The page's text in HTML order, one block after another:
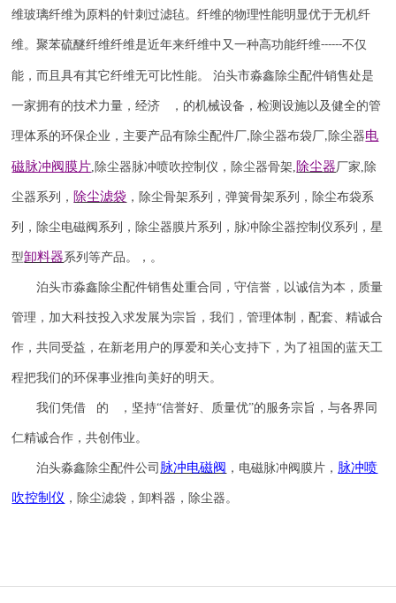
维玻璃纤维为原料的针刺过滤毡。纤维的物理性能明显优于无机纤
维。聚苯硫醚纤维纤维是近年来纤维中又一种高功能纤维------不仅
能，而且具有其它纤维无可比性能。 泊头市淼鑫除尘配件销售处是
一家拥有的技术力量，经济 ，的机械设备，检测设施以及健全的管
理体系的环保企业，主要产品有除尘配件厂, 除尘器布袋厂, 除尘器电
磁脉冲阀膜片, 除尘器脉冲喷吹控制仪 ， 除尘器骨架,除尘器厂家, 除
尘器系列， 除尘滤袋 ，除尘骨架系列，弹簧骨架系列，除尘布袋系
列，除尘电磁阀系列，除尘器膜片系列，脉冲除尘器控制仪系列，星
型卸料器系列等产品。，。
泊头市淼鑫除尘配件销售处重合同，守信誉，以诚信为本，质量
管理，加大科技投入求发展为宗旨，我们，管理体制，配套、精诚合
作，共同受益，在新老用户的厚爱和关心支持下，为了祖国的蓝天工
程把我们的环保事业推向美好的明天。
我们凭借 的 ，坚持“信誉好、质量优”的服务宗旨，与各界同
仁精诚合作，共创伟业。
泊头淼鑫除尘配件公司 脉冲电磁阀 ，电磁脉冲阀膜片， 脉冲喷
吹控制仪 ，除尘滤袋，卸料器，除尘器。